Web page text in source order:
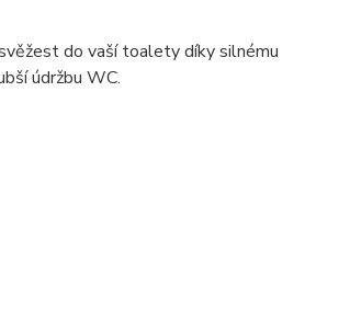
do vaší toalety díky silnému
údržbu WC.